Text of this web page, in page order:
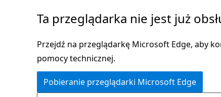
Ta przeglądarka nie jest już
Przejdź na przeglądarkę Microsoft Edge, aby
pomocy technicznej.
Pobieranie przeglądarki Microsoft Edge